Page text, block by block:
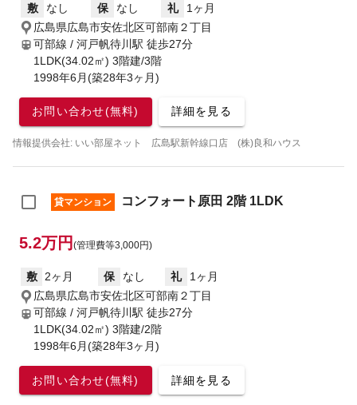
敷 なし 保 なし 礼
1ヶ月
広島県広島市安佐北区可部南２丁目
可部線 / 河戸帆待川駅 徒歩27分
1LDK(34.02㎡) 3階建/3階
1998年6月(築28年3ヶ月)
お問い合わせ(無料) 詳細を見る
情報提供会社: いい部屋ネット 広島駅新幹線口店 (株)良和ハウス
貸マンション コンフォート原田 2階 1LDK
5.2万円 (管理費等3,000円)
敷 2ヶ月 保 なし 礼
1ヶ月
広島県広島市安佐北区可部南２丁目
可部線 / 河戸帆待川駅 徒歩27分
1LDK(34.02㎡) 3階建/2階
1998年6月(築28年3ヶ月)
お問い合わせ(無料) 詳細を見る